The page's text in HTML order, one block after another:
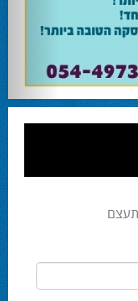
חוקי או לא?שמירה
. הכל במגזין